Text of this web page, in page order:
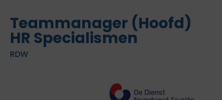
Teammanager (Hoofd)
HR Specialismen
RDW